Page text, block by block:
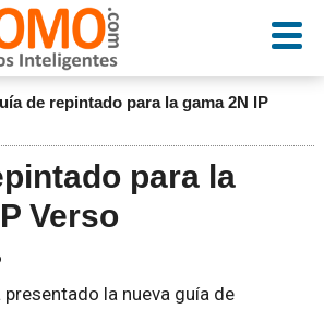
de repintado para la gama 2N IP
para la
Verso
presentado la nueva guía de